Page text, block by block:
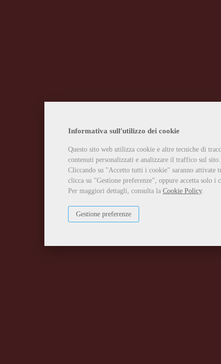
Informativa sull'utilizzo dei cookie
Questo sito web utilizza cookie e altre tecniche di
contenuti personalizzati e analizzare il traffico sul sito.
Cliccando su "Accetto tutti i cookie" saranno attivate
clicca su "Gestione preferenze", oppure accetta solo
Per maggiori dettagli, consulta la Cookie Policy.
Gestione preferenze